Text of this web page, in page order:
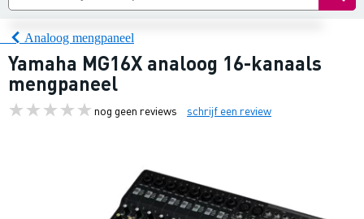
Analoog mengpaneel
Yamaha MG16X analoog 16-kanaals
mengpaneel
nog geen reviews schrijf een review